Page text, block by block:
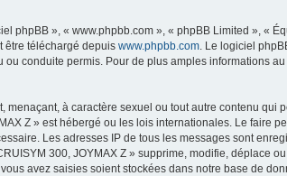
phpBB », « www.phpbb.com », « phpBB Limited », «
être téléchargé depuis www.phpbb.com . Le logiciel
conduite permis. Pour de plus amples informations
à caractère sexuel ou tout autre contenu qui
Z » est hébergé ou les lois internationales. Le faire
Les adresses IP de tous les messages sont
300, JOYMAX Z » supprime, modifie, déplace
avez saisies soient stockées dans notre base de